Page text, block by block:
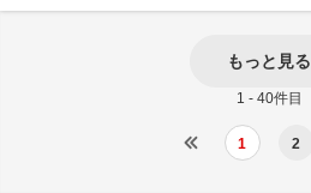
もっと見る
1 - 40件目
1 2